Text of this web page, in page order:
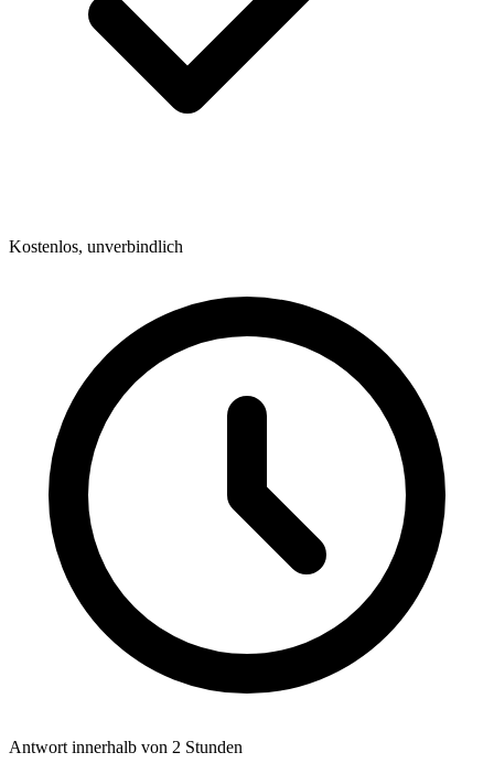
Kostenlos, unverbindlich
Antwort innerhalb von 2 Stunden